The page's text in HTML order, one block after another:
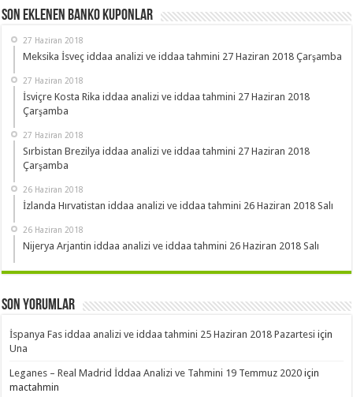
Son Eklenen Banko Kuponlar
27 Haziran 2018
Meksika İsveç iddaa analizi ve iddaa tahmini 27 Haziran 2018 Çarşamba
27 Haziran 2018
İsviçre Kosta Rika iddaa analizi ve iddaa tahmini 27 Haziran 2018
Çarşamba
27 Haziran 2018
Sırbistan Brezilya iddaa analizi ve iddaa tahmini 27 Haziran 2018
Çarşamba
26 Haziran 2018
İzlanda Hırvatistan iddaa analizi ve iddaa tahmini 26 Haziran 2018 Salı
26 Haziran 2018
Nijerya Arjantin iddaa analizi ve iddaa tahmini 26 Haziran 2018 Salı
Son Yorumlar
İspanya Fas iddaa analizi ve iddaa tahmini 25 Haziran 2018 Pazartesi için
Una
Leganes – Real Madrid İddaa Analizi ve Tahmini 19 Temmuz 2020 için
mactahmin